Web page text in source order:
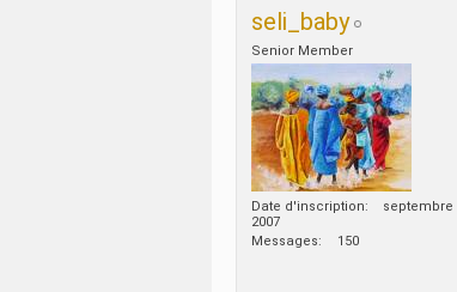
seli_baby
Senior Member
Date d'inscription
septembre
2007
Messages
150